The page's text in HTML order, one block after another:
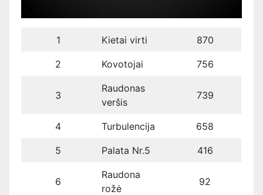
1 Kietai virti 870
2 Kovotojai 756
3
Raudonas
veršis
739
4 Turbulencija 658
5 Palata Nr.5 416
6
Raudona
rožė
92